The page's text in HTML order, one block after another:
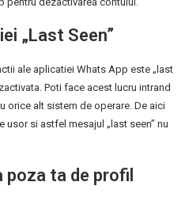
„Last Seen”
ale aplicatiei Whats App este „last
Poti face acest lucru intrand
orice alt sistem de operare. De aici
si astfel mesajul „last seen” nu
ta de profil